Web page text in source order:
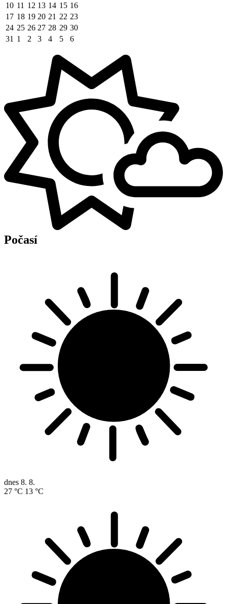
10 11 12 13 14 15 16
17 18 19 20 21 22 23
24 25 26 27 28 29 30
31 1 2 3 4 5 6
Počasí
dnes 8. 8.
27 °C 13 °C